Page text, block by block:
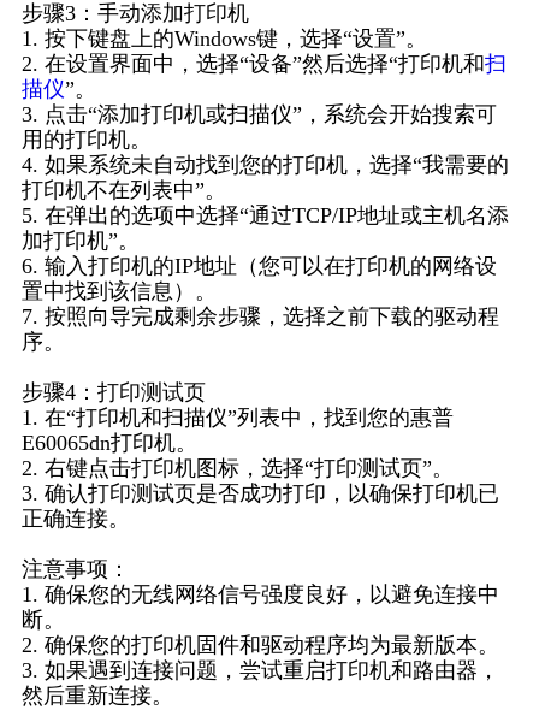
步骤3：手动添加打印机
1. 按下键盘上的Windows键，选择“设置”。
2. 在设置界面中，选择“设备”然后选择“打印机和扫
描仪”。
3. 点击“添加打印机或扫描仪”，系统会开始搜索可
用的打印机。
4. 如果系统未自动找到您的打印机，选择“我需要的
打印机不在列表中”。
5. 在弹出的选项中选择“通过TCP/IP地址或主机名添
加打印机”。
6. 输入打印机的IP地址（您可以在打印机的网络设
置中找到该信息）。
7. 按照向导完成剩余步骤，选择之前下载的驱动程
序。
步骤4：打印测试页
1. 在“打印机和扫描仪”列表中，找到您的惠普
E60065dn打印机。
2. 右键点击打印机图标，选择“打印测试页”。
3. 确认打印测试页是否成功打印，以确保打印机已
正确连接。
注意事项：
1. 确保您的无线网络信号强度良好，以避免连接中
断。
2. 确保您的打印机固件和驱动程序均为最新版本。
3. 如果遇到连接问题，尝试重启打印机和路由器，
然后重新连接。